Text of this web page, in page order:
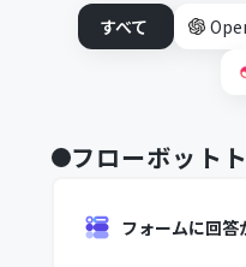
すべて
フローボット
フォームに回答